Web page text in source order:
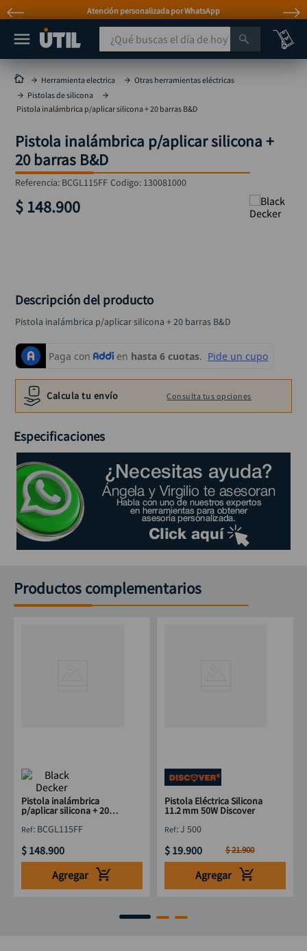
Atención personalizada por WhatsApp
¿Qué buscas el día de hoy?
Herramienta electrica
Otras herramientas eléctricas
Pistolas de silicona
Pistola inalámbrica p/aplicar silicona + 20 barras B&D
Pistola inalámbrica p/aplicar silicona +
20 barras B&D
Referencia: BCGL115FF Codigo: 130081000
$ 148.900
Descripción del producto
Pistola inalámbrica p/aplicar silicona + 20 barras B&D
Calcula tu envío Consulta tus opciones
Especificaciones
Productos complementarios
Pistola inalámbrica
p/aplicar silicona + 20
: BCGL115FF
$ 148.900
Agregar
Pistola Eléctrica Silicona
11.2 mm 50W Discover
:J 500
$ 19.900 $21.900
Agregar
MÁS BUSCADOS
taladro
compresor
llave
ruteadora
rueda
alicate